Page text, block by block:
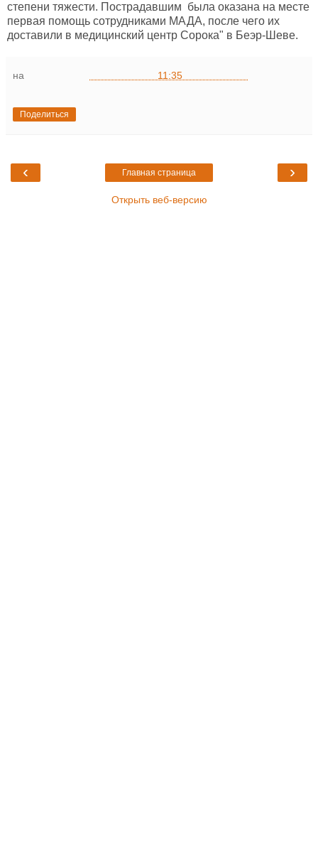
степени тяжести. Пострадавшим была оказана на месте
первая помощь сотрудниками МАДА, после чего их
доставили в медицинский центр Сорока" в Беэр-Шеве.
на 11:35
Поделиться
‹ ›
Главная страница
Открыть веб-версию